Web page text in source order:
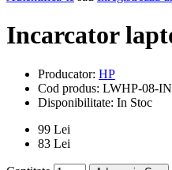
Incarcator
Producator: HP
Cod produs: LWHP-08-
Disponibilitate: In Stoc
99 Lei
83 Lei